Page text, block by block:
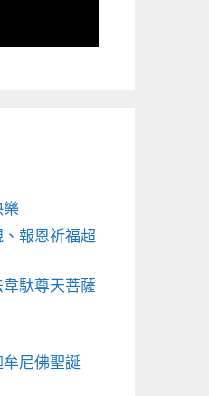
報恩祈福超
馱尊天菩薩
尼佛聖誕